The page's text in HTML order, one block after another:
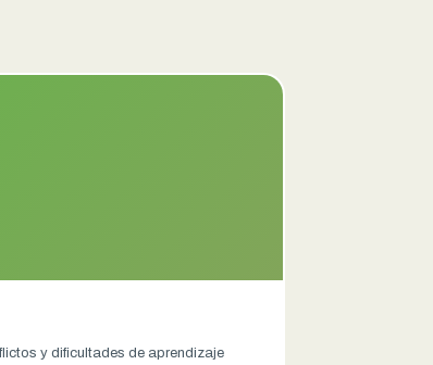
y dificultades de aprendizaje